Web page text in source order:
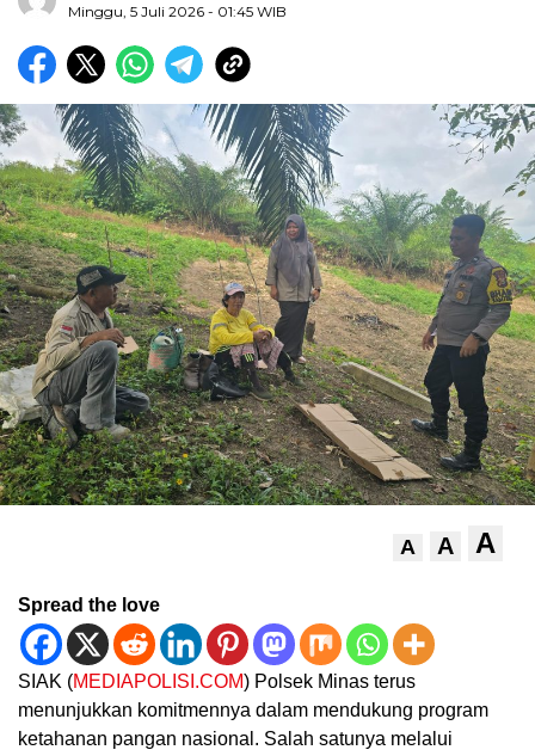
Minggu, 5 Juli 2026 - 01:45 WIB
A A A
Spread the love
SIAK (MEDIAPOLISI.COM) Polsek Minas terus
menunjukkan komitmennya dalam mendukung program
ketahanan pangan nasional. Salah satunya melalui